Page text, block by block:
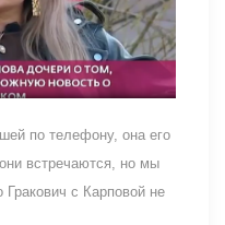
по телефону, она его
встречаются, но мы
с Карповой не